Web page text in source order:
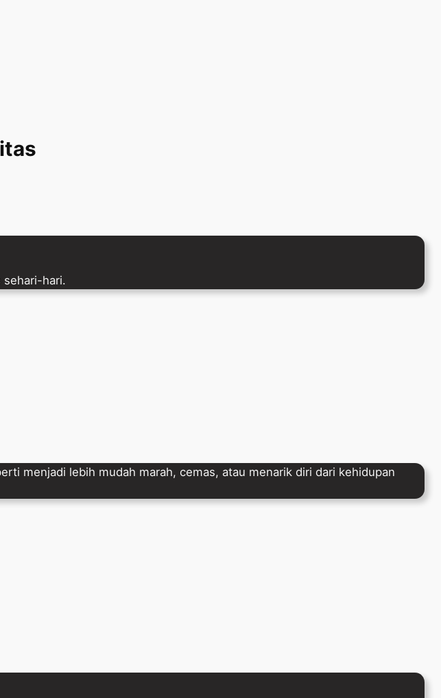
sehari-hari.
menjadi lebih mudah marah, cemas, atau menarik diri dari kehidupan